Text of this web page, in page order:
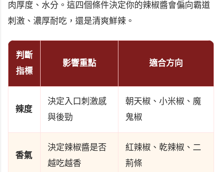
肉厚度、水分。這四個條件決定你的辣椒醬會偏向霸道
刺激、濃厚耐吃，還是清爽鮮辣。
判斷
指標
影響重點 適合方向
辣度
決定入口刺激感
與後勁
朝天椒、小米椒、魔
鬼椒
香氣
決定辣椒醬是否
越吃越香
紅辣椒、乾辣椒、二
荊條